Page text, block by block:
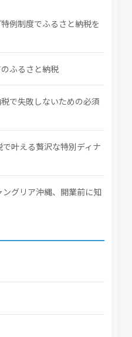
例制度でふるさと納税を
ふるさと納税
で失敗しないための必須
叶える贅沢な特別ディナ
グリア沖縄、開業前に知